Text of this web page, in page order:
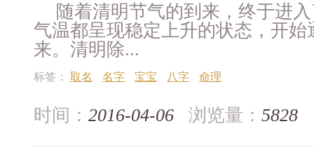
随着清明节气的到来，终于进
气温都呈现稳定上升的状态，开始
来。清明除...
标签： 取名 名字 宝宝 八字 命理
时间： 2016-04-06 浏览量： 5828